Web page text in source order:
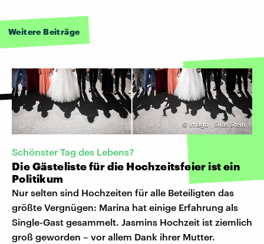
Weitere Beiträge
©Imago | Silas Stein
Schönster Tag des Lebens?
Die Gästeliste für die Hochzeitsfeier ist ein
Politikum
Nur selten sind Hochzeiten für alle Beteiligten das
größte Vergnügen: Marina hat einige Erfahrung als
Single-Gast gesammelt. Jasmins Hochzeit ist ziemlich
groß geworden – vor allem Dank ihrer Mutter.